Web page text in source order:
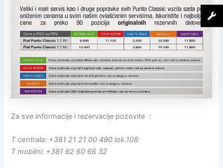
Za sve informacije i rezervacije pozovite :
T centrala: +381 21 21 00 490 lok.108
T mobilni: +381 62 60 66 32